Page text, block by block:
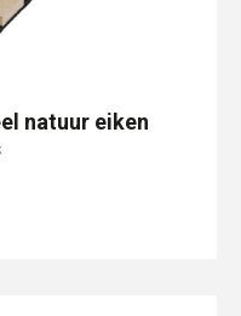
natuur eiken